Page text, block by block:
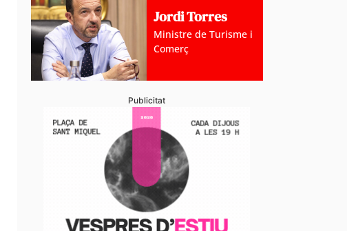
Jordi Torres
Ministre de Turisme i
Comerç
Publicitat